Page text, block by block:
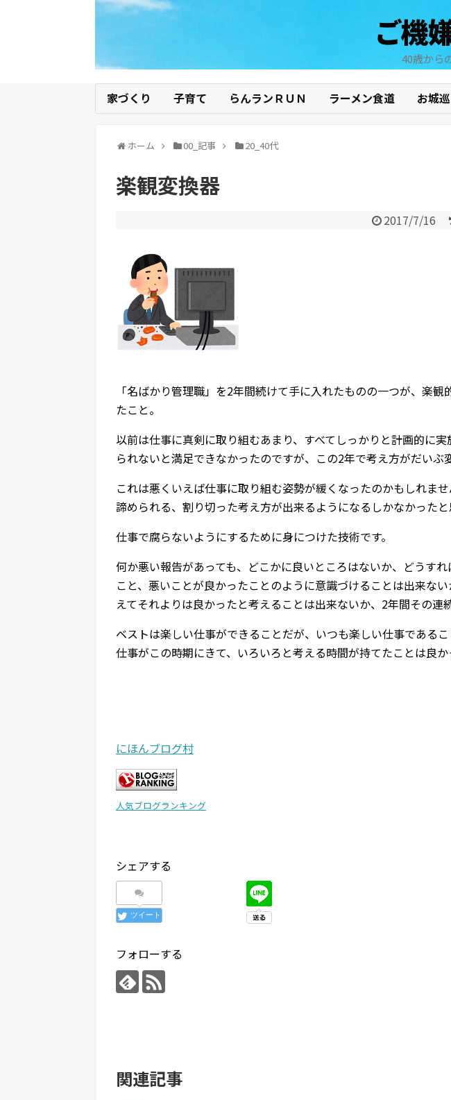
ご機
40歳から
家づくり 子育て らんランＲＵＮ ラーメン食道 お城
ホーム 00_記事 20_40代
楽観変換器
2017/7/16
「名ばかり管理職」を2年間続けて手に入れたものの一つが、楽観
たこと。
以前は仕事に真剣に取り組むあまり、すべてしっかりと計画的に
られないと満足できなかったのですが、この2年で考え方がだいぶ
これは悪くいえば仕事に取り組む姿勢が緩くなったのかもしれま
諦められる、割り切った考え方が出来るようになるしかなかったと
仕事で腐らないようにするために身につけた技術です。
何か悪い報告があっても、どこかに良いところはないか、どうす
こと、悪いことが良かったことのように意識づけることは出来な
えてそれよりは良かったと考えることは出来ないか、2年間その連
ベストは楽しい仕事ができることだが、いつも楽しい仕事である
仕事がこの時期にきて、いろいろと考える時間が持てたことは良か
にほんブログ村
人気ブログランキング
シェアする
ツイート
フォローする
関連記事